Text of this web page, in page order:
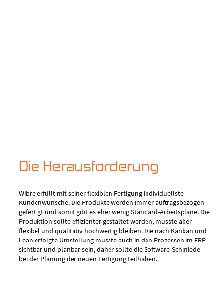
Die Herausforderung
Wibre erfüllt mit seiner flexiblen Fertigung individuellste
Kundenwünsche. Die Produkte werden immer auftragsbezogen
gefertigt und somit gibt es eher wenig Standard-Arbeitspläne. Die
Produktion sollte effizienter gestaltet werden, musste aber
flexibel und qualitativ hochwertig bleiben. Die nach Kanban und
Lean erfolgte Umstellung musste auch in den Prozessen im ERP
sichtbar und planbar sein, daher sollte die Software-Schmiede
bei der Planung der neuen Fertigung teilhaben.